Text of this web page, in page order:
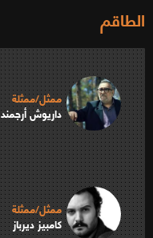
الطاقم
ممثل/ممثلة
داريوش أرجمند
ممثل/ممثلة
كامبيز ديرباز